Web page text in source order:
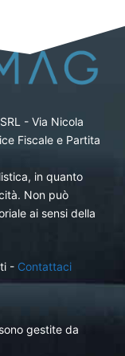
- Via Nicola
Fiscale e Partita
in quanto
Non può
ai sensi della
- Contattaci
gestite da